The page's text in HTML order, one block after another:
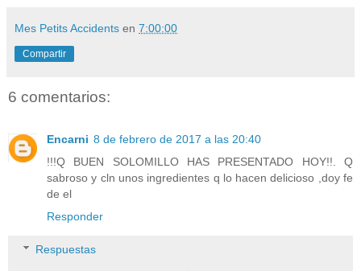
Mes Petits Accidents en 7:00:00
Compartir
6 comentarios:
Encarni 8 de febrero de 2017 a las 20:40
!!!Q BUEN SOLOMILLO HAS PRESENTADO HOY!!. Q
sabroso y cln unos ingredientes q lo hacen delicioso ,doy fe
de el
Responder
Respuestas